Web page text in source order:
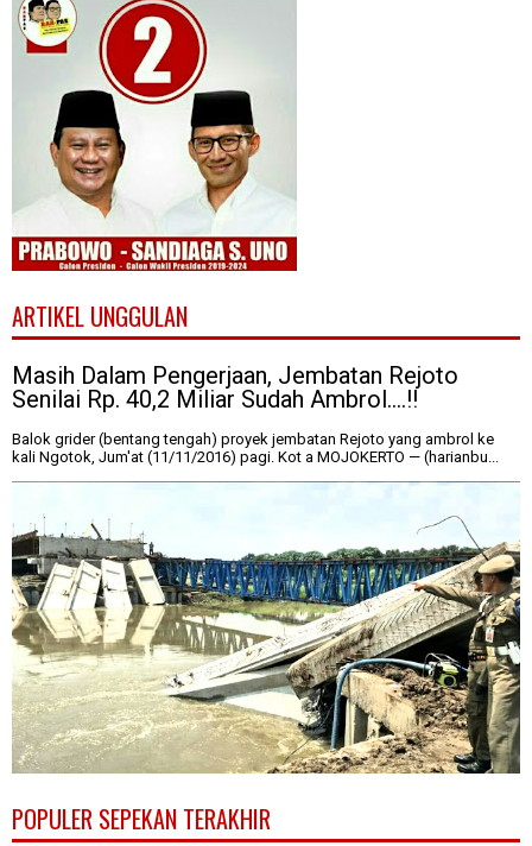
ARTIKEL UNGGULAN
Masih Dalam Pengerjaan, Jembatan Rejoto
Senilai Rp. 40,2 Miliar Sudah Ambrol....!!
Balok grider (bentang tengah) proyek jembatan Rejoto yang ambrol ke
kali Ngotok, Jum'at (11/11/2016) pagi. Kot a MOJOKERTO — (harianbu...
POPULER SEPEKAN TERAKHIR